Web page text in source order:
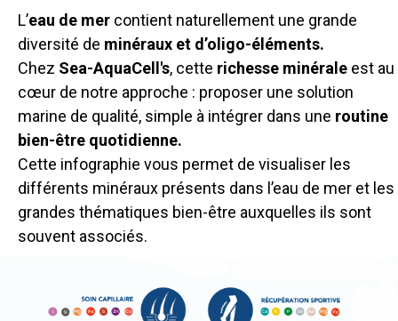
L’eau de mer contient naturellement une grande
diversité de minéraux et d’oligo-éléments.
Chez Sea-AquaCell's, cette richesse minérale est au
cœur de notre approche : proposer une solution
marine de qualité, simple à intégrer dans une routine
bien-être quotidienne.
Cette infographie vous permet de visualiser les
différents minéraux présents dans l’eau de mer et les
grandes thématiques bien-être auxquelles ils sont
souvent associés.